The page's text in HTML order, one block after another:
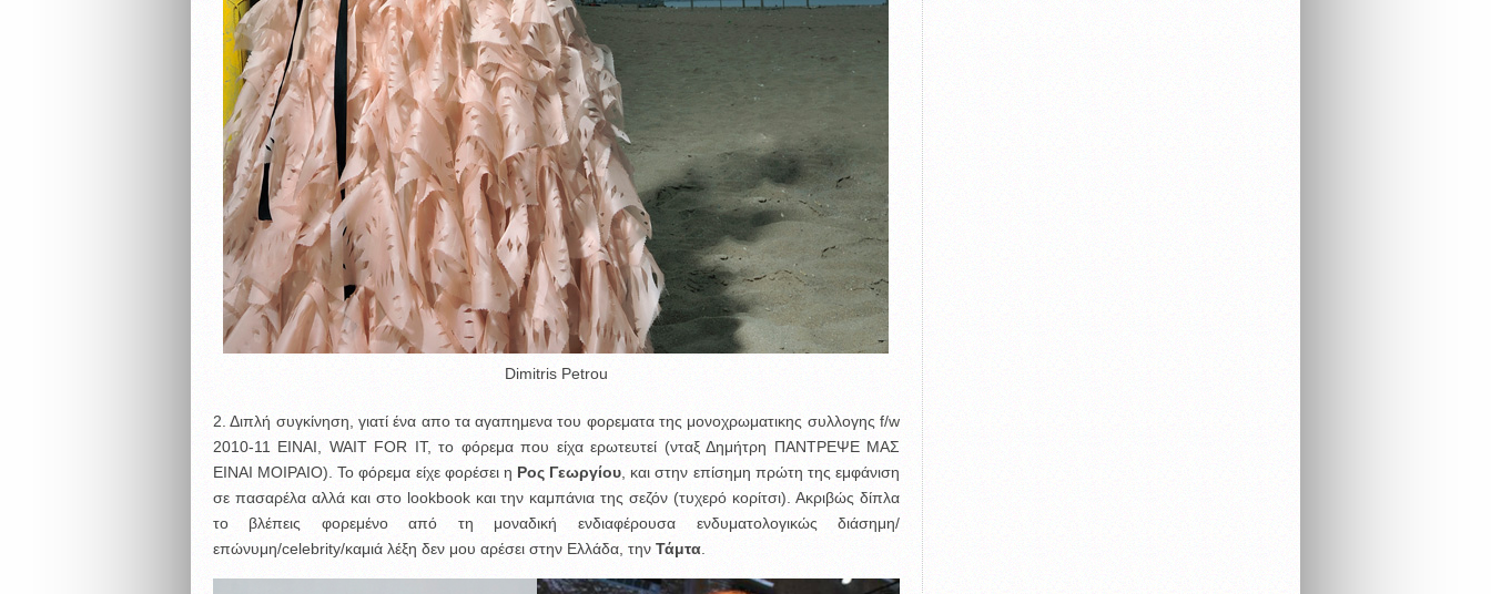
Dimitris Petrou
2. Διπλή συγκίνηση, γιατί ένα απο τα αγαπημενα του φορεματα της μονοχρωματικης συλλογης f/w
2010-11 ΕΙΝΑΙ, WAIT FOR IT, το φόρεμα που είχα ερωτευτεί (νταξ Δημήτρη ΠΑΝΤΡΕΨΕ ΜΑΣ
ΕΙΝΑΙ ΜΟΙΡΑΙΟ). Το φόρεμα είχε φορέσει η Ρος Γεωργίου, και στην επίσημη πρώτη της εμφάνιση
σε πασαρέλα αλλά και στο lookbook και την καμπάνια της σεζόν (τυχερό κορίτσι). Ακριβώς δίπλα
το βλέπεις φορεμένο από τη μοναδική ενδιαφέρουσα ενδυματολογικώς διάσημη/
επώνυμη/celebrity/καμιά λέξη δεν μου αρέσει στην Ελλάδα, την Τάμτα.